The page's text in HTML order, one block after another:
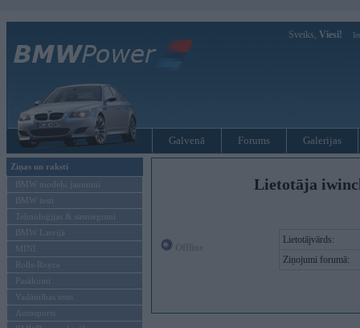
Sveiks, Viesi!
Galvenā Forums Galerijas
Ziņas un raksti
BMW modeļu jaunumi
BMW testi
Tehnoloģijas & sasniegumi
BMW Latvijā
MINI
Rolls-Royce
Pasākumi
Vadāmības tests
Autosports
Lietotāja
Lietotājvārds:
Ziņojumi forumā: